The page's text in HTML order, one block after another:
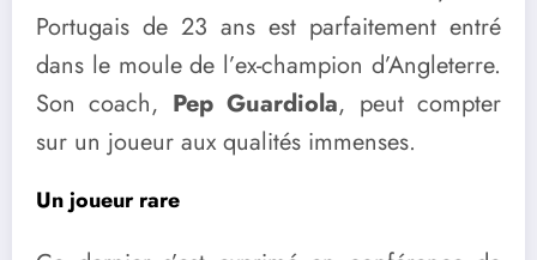
Portugais de 23 ans est parfaitement entré
dans le moule de l’ex-champion d’Angleterre.
Son coach, Pep Guardiola, peut compter
sur un joueur aux qualités immenses.
Un joueur rare